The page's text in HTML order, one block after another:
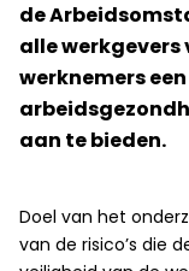
de
alle werkgevers
werknemers
aan te bieden.
Doel van het
van de risico’s die